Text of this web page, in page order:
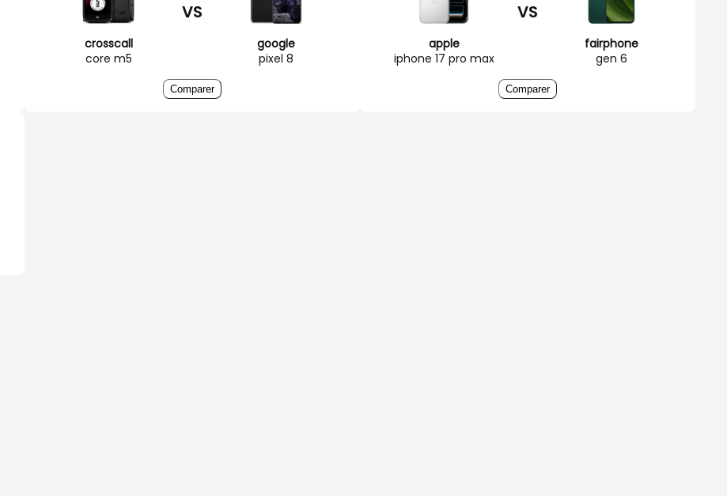
crosscall
core m5
VS
google
pixel 8
Comparer
apple
iphone 17 pro max
VS
fairphone
gen 6
Comparer